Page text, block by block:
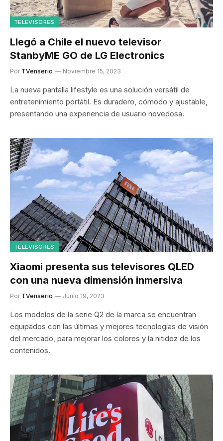
TELEVISORES
Llegó a Chile el nuevo televisor
StanbyME GO de LG Electronics
Por TVenserio Noviembre 15, 2023
La nueva pantalla lifestyle es una solución versátil de
entretenimiento portátil. Es duradero, cómodo y ajustable,
presentando una experiencia de usuario novedosa.
TELEVISORES
Xiaomi presenta sus televisores QLED
con una nueva dimensión inmersiva
Por TVenserio Junio 19, 2023
Los modelos de la serie Q2 de la marca se encuentran
equipados con las últimas y mejores tecnologías de visión
del mercado, para mejorar los colores y la nitidez de los
contenidos.